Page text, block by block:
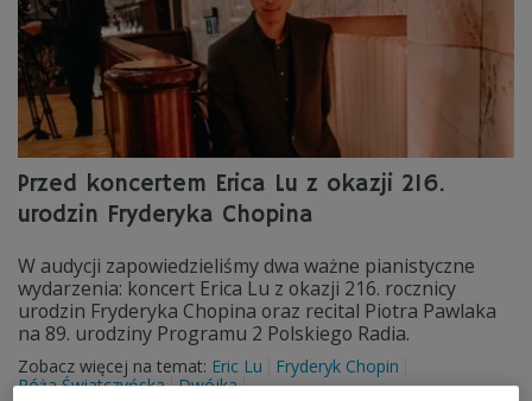
Przed koncertem Erica Lu z okazji 216.
urodzin Fryderyka Chopina
W audycji zapowiedzieliśmy dwa ważne pianistyczne
wydarzenia: koncert Erica Lu z okazji 216. rocznicy
urodzin Fryderyka Chopina oraz recital Piotra Pawlaka
na 89. urodziny Programu 2 Polskiego Radia.
Zobacz więcej na temat: Eric Lu
Fryderyk Chopin
Róża Światczyńska Dwójka